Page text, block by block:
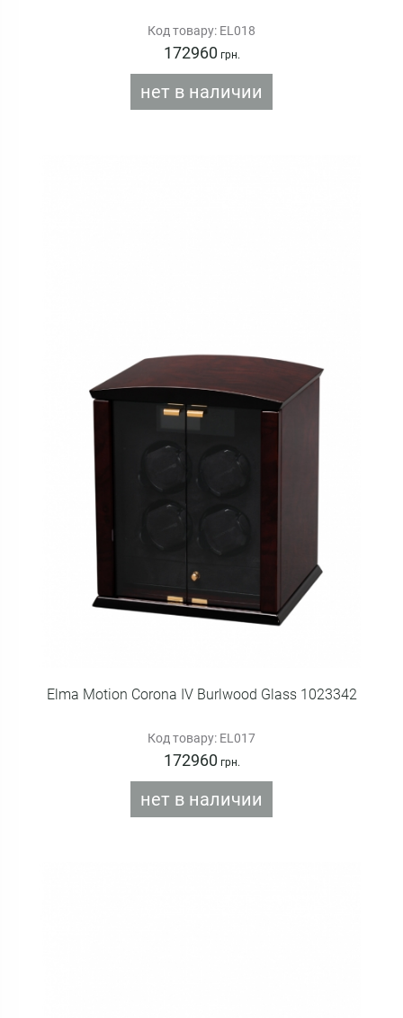
Код товару: EL018
172960 грн.
нет в наличии
Elma Motion Corona IV Burlwood Glass 1023342
Код товару: EL017
172960 грн.
нет в наличии